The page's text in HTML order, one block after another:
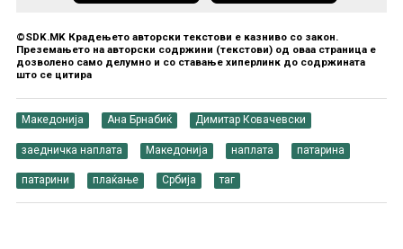
©SDK.MK Крадењето авторски текстови е казниво со закон.
Преземањето на авторски содржини (текстови) од оваа страница е
дозволено само делумно и со ставање хиперлинк до содржината
што се цитира
Македонија Ана Брнабиќ Димитар Ковачевски
заедничка наплата Македонија наплата патарина
патарини плаќање Србија таг